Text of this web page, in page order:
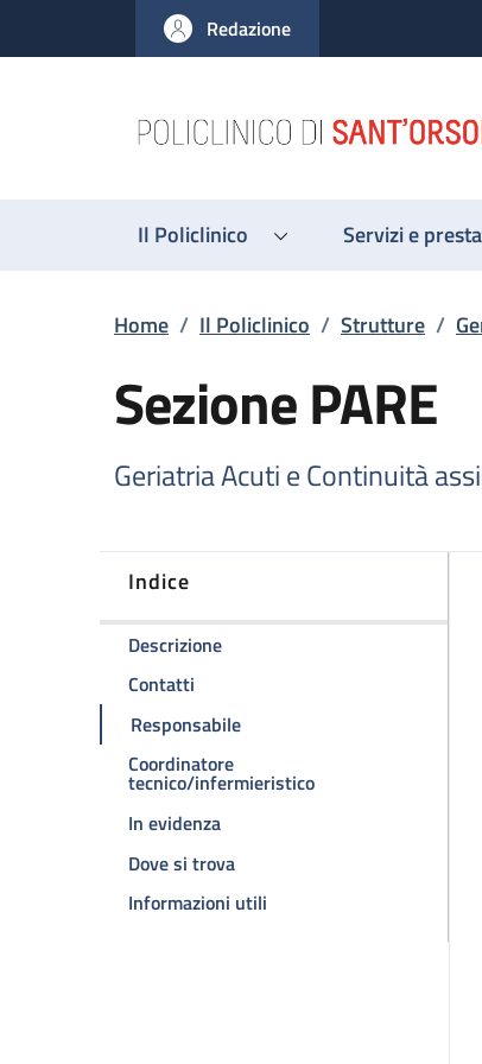
al contenuto principale
to footer content
Redazione
Il Policlinico Servizi e
Briciole di pane
Home / Il Policlinico / Strutture /
Sezione PARE
Geriatria Acuti e Continuità
Indice
Descrizionedella pagina Sezione PARE
Contatti
Responsabiledella pagina Sezione PARE
Coordinatore
tecnico/infermieristicodella pagina
In evidenzadella pagina Sezione PARE
Dove si trovadella pagina Sezione PARE
Informazioni utili